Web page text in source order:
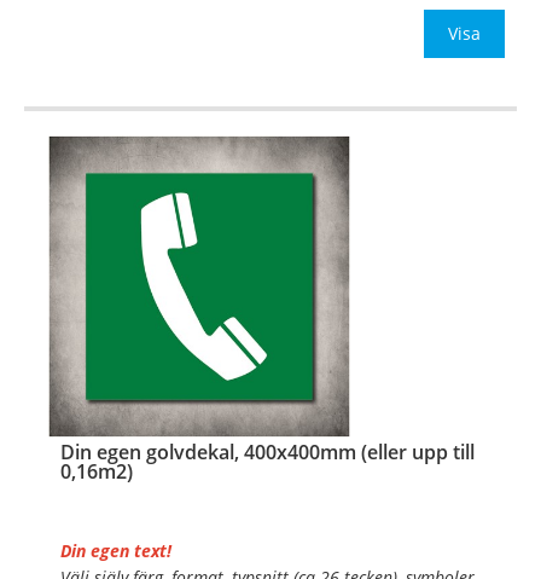
Visa
Din egen golvdekal, 400x400mm (eller upp till
0,16m2)
Din egen text!